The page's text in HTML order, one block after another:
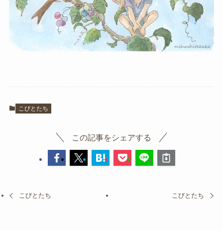
こびとたち
この記事をシェアする
こびとたち こびとたち